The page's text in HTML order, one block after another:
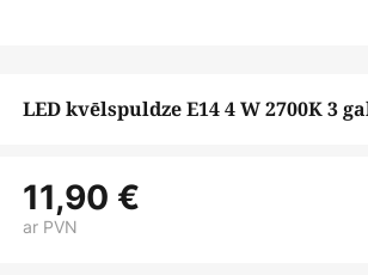
LED kvēlspuldze E14 4 W 2700K 3
11,90 €
ar PVN